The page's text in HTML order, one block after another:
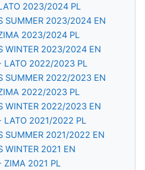
2023/2024 PL
SUMMER 2023/2024 EN
2023/2024 PL
WINTER 2023/2024 EN
LATO 2022/2023 PL
SUMMER 2022/2023 EN
2022/2023 PL
WINTER 2022/2023 EN
LATO 2021/2022 PL
SUMMER 2021/2022 EN
WINTER 2021 EN
ZIMA 2021 PL